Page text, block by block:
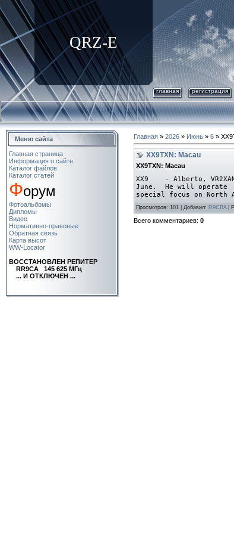
QRZ-E
главная регистрация
Меню сайта
Главная страница
Информация о сайте
Каталог файлов
Каталог статей
Форум
Фотоальбомы
Дипломы
Видео
Нормативно-правовые
Обратная связь
Карта высот
WW-Locator
ВОСCТАНОВЛЕН РЕПИТЕР
RR9CA 145 625 МГц
... И ОТКЛЮЧЕН ...
Главная » 2026 » Июнь » 6 »
XX9TXN: Macau
XX9TXN: Macau
XX9 - Alberto, VR2XAN
June. He will operate
special focus on North
Просмотров: 101 | Добавил: R9CBA|
Всего комментариев: 0